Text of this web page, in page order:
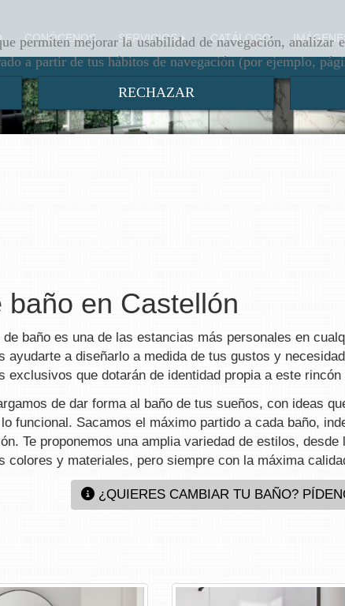
permiten mejorar la usabilidad de navegación, analizar
a partir de tus hábitos de navegación (por ejemplo,
RECHAZAR
CONÓCENOS SERVICIOS CATÁLOGO
en Castellón
de baño es una de las estancias más personales en
ayudarte a diseñarlo a medida de tus gustos y
exclusivos que dotarán de identidad propia a este rincón
de dar forma al baño de tus sueños, con ideas
funcional. Sacamos el máximo partido a cada baño,
Te proponemos una amplia variedad de estilos,
colores y materiales, pero siempre con la máxima
¿QUIERES CAMBIAR TU BAÑO?